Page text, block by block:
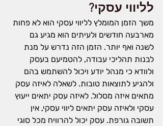
לליווי עסקי?
משך הזמן המומלץ לליווי עסקי הוא לא פחות
מארבעה חודשים ולעיתים הוא מגיע גם
לשנה ואף יותר. הזמן הזה נדרש על מנת
לבנות תהליכי עבודה, להטמיעם בעסק
ולוודא כי מנהל יודע ויכול להשתמש בהם
ולהגיע לתוצאות טובות. לשאלה לאיזה עסק
מתאים איזה מסלול. לאיזה עסק יתאים ייעוץ
עסקי ולאיזה עסק יתאים ליווי עסקי, אין
תשובה גורפת. עסק יכול להרוויח מכל סוגי